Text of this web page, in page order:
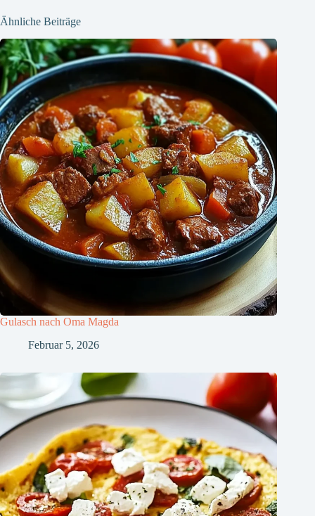
Ähnliche Beiträge
Gulasch nach Oma Magda
Februar 5, 2026